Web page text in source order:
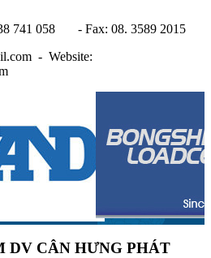
741 058 - Fax: 08. 3589 2015
- Website:
DV CÂN HƯNG PHÁT